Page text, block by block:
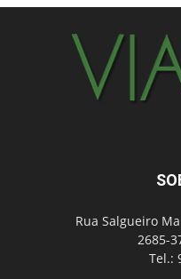
Rua Salgueiro
2685-
Tel.: